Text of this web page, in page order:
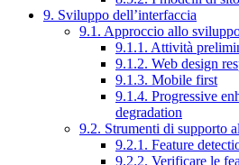
9. Sviluppo dell’interfaccia
9.1. Approccio allo
9.1.1. Attività
9.1.2. Web design
9.1.3. Mobile first
9.1.4. Progressive
degradation
9.2. Strumenti di supporto
9.2.1. Feature
9.2.2. Verificare le